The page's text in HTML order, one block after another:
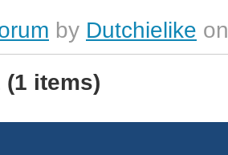
by Dutchielike
(1 items)